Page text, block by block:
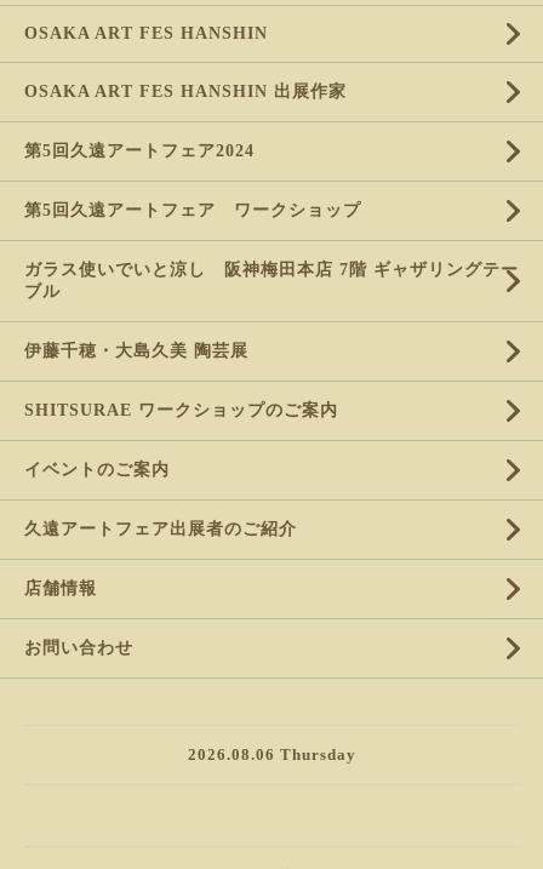
OSAKA ART FES HANSHIN
OSAKA ART FES HANSHIN 出展作家
第5回久遠アートフェア2024
第5回久遠アートフェア ワークショップ
ガラス使いでいと涼し 阪神梅田本店 7階 ギャザリングテー
ブル
伊藤千穂・大島久美 陶芸展
SHITSURAE ワークショップのご案内
イベントのご案内
久遠アートフェア出展者のご紹介
店舗情報
お問い合わせ
2026.08.06 Thursday